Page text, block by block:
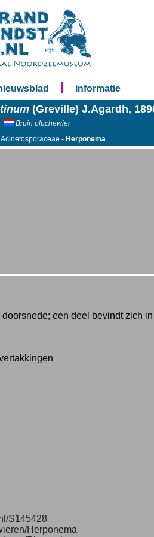
informatie
(Greville) J.Agardh,
Bruin pluchewier
- Herponema
een deel bevindt zich
S145428
Herponema